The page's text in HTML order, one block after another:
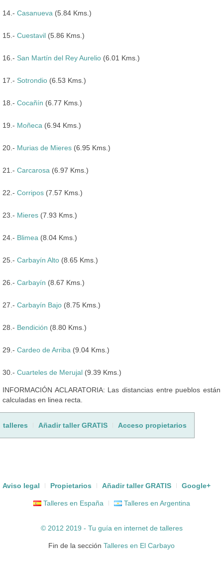
14.- Casanueva (5.84 Kms.)
15.- Cuestavil (5.86 Kms.)
16.- San Martín del Rey Aurelio (6.01 Kms.)
17.- Sotrondio (6.53 Kms.)
18.- Cocañín (6.77 Kms.)
19.- Moñeca (6.94 Kms.)
20.- Murias de Mieres (6.95 Kms.)
21.- Carcarosa (6.97 Kms.)
22.- Corripos (7.57 Kms.)
23.- Mieres (7.93 Kms.)
24.- Blimea (8.04 Kms.)
25.- Carbayín Alto (8.65 Kms.)
26.- Carbayín (8.67 Kms.)
27.- Carbayín Bajo (8.75 Kms.)
28.- Bendición (8.80 Kms.)
29.- Cardeo de Arriba (9.04 Kms.)
30.- Cuarteles de Merujal (9.39 Kms.)
INFORMACIÓN ACLARATORIA: Las distancias entre pueblos están
calculadas en linea recta.
talleres Añadir taller GRATIS Acceso propietarios
Aviso legal Propietarios Añadir taller GRATIS Google+
Talleres en España Talleres en Argentina
© 2012 2019 - Tu guía en internet de talleres
Fin de la sección Talleres en El Carbayo